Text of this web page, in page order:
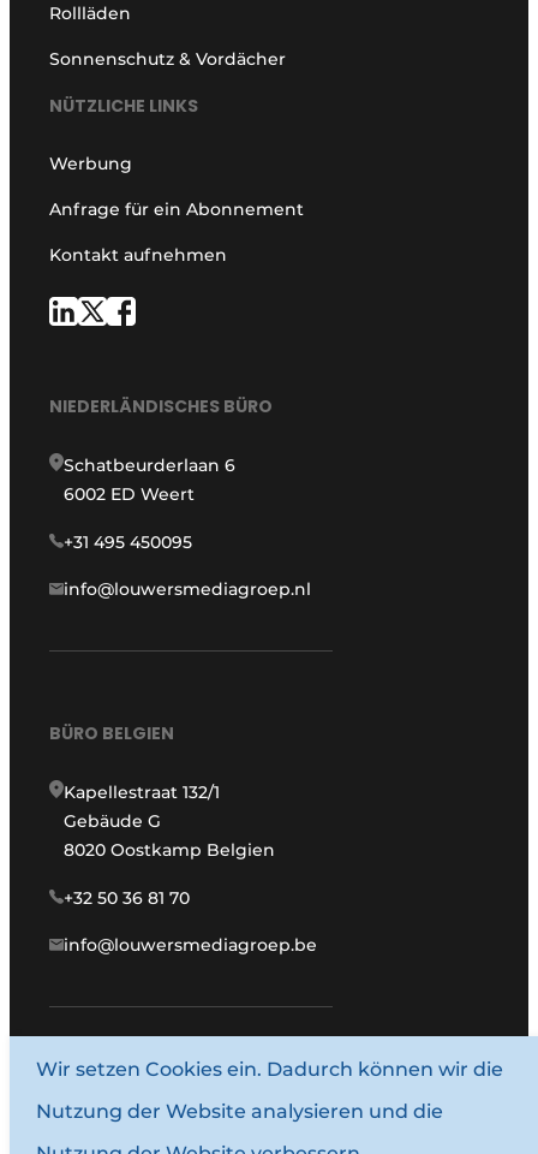
Rollläden
Sonnenschutz & Vordächer
NÜTZLICHE LINKS
Werbung
Anfrage für ein Abonnement
Kontakt aufnehmen
NIEDERLÄNDISCHES BÜRO
Schatbeurderlaan 6
6002 ED Weert
+31 495 450095
info@louwersmediagroep.nl
BÜRO BELGIEN
Kapellestraat 132/1
Gebäude G
8020 Oostkamp Belgien
+32 50 36 81 70
info@louwersmediagroep.be
www.louwersmediagroep.com
© 1987–2026 Louwersmediagroep.
Wir setzen Cookies ein. Dadurch können wir die
Nutzung der Website analysieren und die